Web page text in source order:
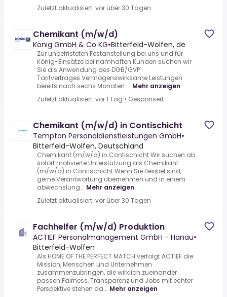
Zuletzt aktualisiert: vor über 30 Tagen
Chemikant (m/w/d)
König GmbH & Co KG•Bitterfeld-Wolfen, de
Zur unbefristeten Festanstellung bei uns und für
König-Einsätze bei namhaften Kunden suchen wir
Sie als.Anwendung des DGB/GVP
Tarifvertrages.Vermögenswirksame Leistungen
bereits nach sechs Monaten ... Mehr anzeigen
Zuletzt aktualisiert: vor 1 Tag • Gesponsert
Chemikant (m/w/d) in Contischicht
Tempton Personaldienstleistungen GmbH•
Bitterfeld-Wolfen, Deutschland
Chemikant (m/w/d) in Contischicht.Wir suchen ab
sofort motivierte Unterstützung als Chemikant
(m/w/d) in Contischicht.Wenn Sie flexibel sind,
gerne Verantwortung übernehmen und in einem
abwechslung... Mehr anzeigen
Zuletzt aktualisiert: vor über 30 Tagen
Fachhelfer (m/w/d) Produktion
ACTIEF Personalmanagement GmbH - Hanau•
Bitterfeld-Wolfen
Als HOME OF THE PERFECT MATCH verfolgt ACTIEF die
Mission, Menschen und Unternehmen
zusammenzubringen, die wirklich zueinander
passen.Fairness, Transparenz und Jobs mit echter
Perspektive stehen da... Mehr anzeigen